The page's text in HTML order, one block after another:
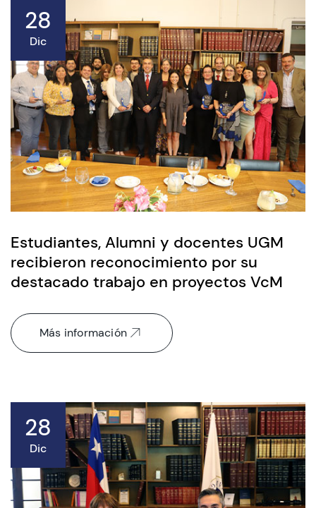
28
Dic
Estudiantes, Alumni y docentes UGM
recibieron reconocimiento por su
destacado trabajo en proyectos VcM
Más información
28
Dic